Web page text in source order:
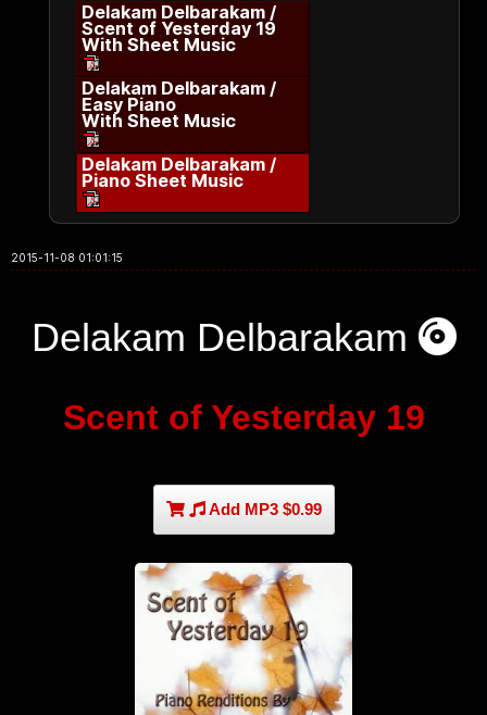
Delakam Delbarakam /
Scent of Yesterday 19
With Sheet Music
Delakam Delbarakam /
Easy Piano
With Sheet Music
Delakam Delbarakam /
Piano Sheet Music
2015-11-08 01:01:15
Delakam Delbarakam
Scent of Yesterday 19
Add MP3 $0.99